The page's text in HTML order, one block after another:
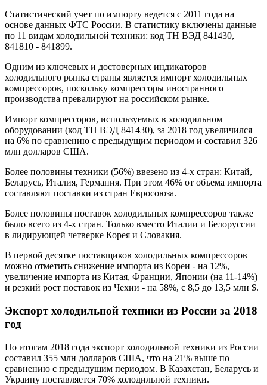
Статистический учет по импорту ведется с 2011 года на
основе данных ФТС России. В статистику включены данные
по 11 видам холодильной техники: код ТН ВЭД 841430,
841810 - 841899.
Одним из ключевых и достоверных индикаторов
холодильного рынка страны является импорт холодильных
компрессоров, поскольку компрессоры иностранного
производства превалируют на российском рынке.
Импорт компрессоров, используемых в холодильном
оборудовании (код ТН ВЭД 841430), за 2018 год увеличился
на 6% по сравнению с предыдущим периодом и составил 326
млн долларов США.
Более половины техники (56%) ввезено из 4-х стран: Китай,
Беларусь, Италия, Германия. При этом 46% от объема импорта
составляют поставки из стран Евросоюза.
Более половины поставок холодильных компрессоров также
было всего из 4-х стран. Только вместо Италии и Белоруссии
в лидирующей четверке Корея и Словакия.
В первой десятке поставщиков холодильных компрессоров
можно отметить снижение импорта из Кореи - на 12%,
увеличение импорта из Китая, Франции, Японии (на 11-14%)
и резкий рост поставок из Чехии - на 58%, с 8,5 до 13,5 млн $.
Экспорт холодильной техники из России за 2018
год
По итогам 2018 года экспорт холодильной техники из России
составил 355 млн долларов США, что на 21% выше по
сравнению с предыдущим периодом. В Казахстан, Беларусь и
Украину поставляется 70% холодильной техники.